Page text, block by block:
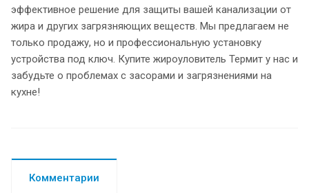
эффективное решение для защиты вашей канализации от
жира и других загрязняющих веществ. Мы предлагаем не
только продажу, но и профессиональную установку
устройства под ключ. Купите жироуловитель Термит у нас и
забудьте о проблемах с засорами и загрязнениями на
кухне!
Комментарии